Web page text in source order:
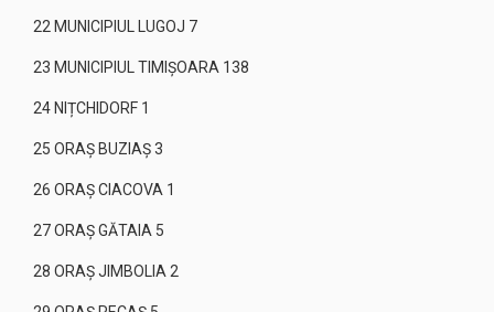
22 MUNICIPIUL LUGOJ 7
23 MUNICIPIUL TIMIŞOARA 138
24 NIȚCHIDORF 1
25 ORAŞ BUZIAŞ 3
26 ORAŞ CIACOVA 1
27 ORAŞ GĂTAIA 5
28 ORAŞ JIMBOLIA 2